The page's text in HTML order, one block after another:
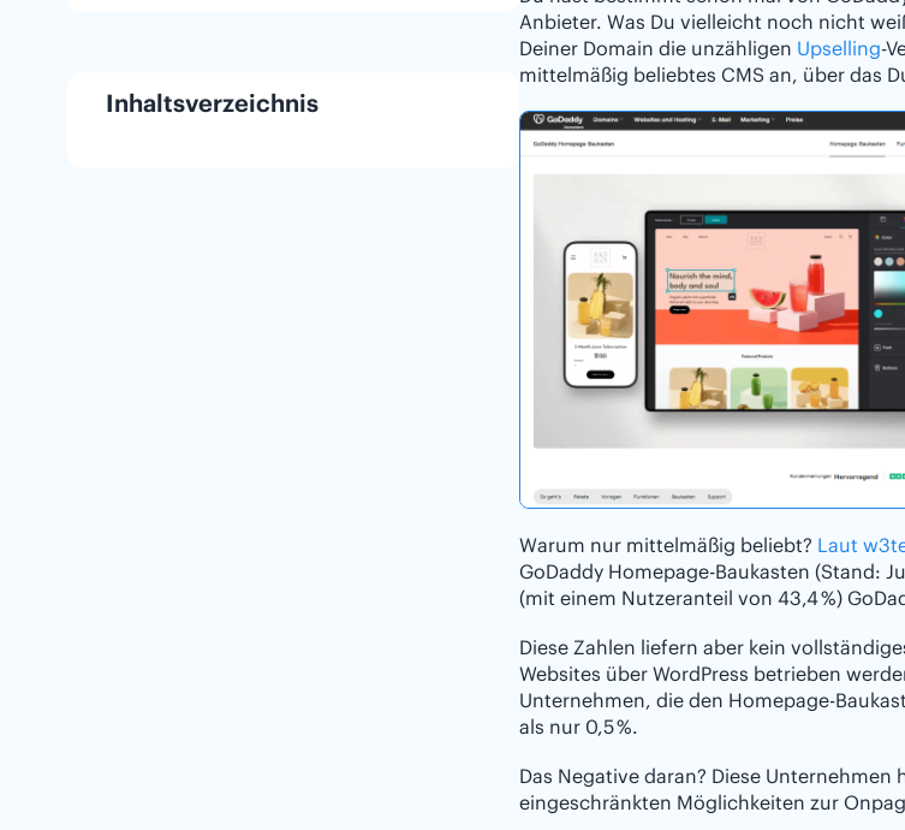
Inhaltsverzeichnis
Anbieter. Was Du vielleicht noch nicht
Deiner Domain die unzähligen Upselling-
mittelmäßig beliebtes CMS an, über das
Warum nur mittelmäßig beliebt? Laut
GoDaddy Homepage-Baukasten (Stand:
(mit einem Nutzeranteil von 43,4 %)
Diese Zahlen liefern aber kein
Websites über WordPress betrieben
Unternehmen, die den Homepage-
als nur 0,5 %.
Das Negative daran? Diese
eingeschränkten Möglichkeiten zur